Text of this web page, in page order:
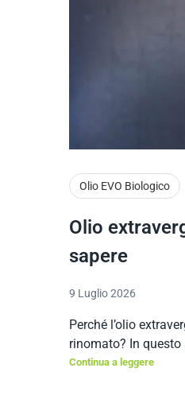
Olio EVO Biologico
Olio
sapere
9 Luglio 2026
Perché l’olio
rinomato? In questo
Continua a leggere